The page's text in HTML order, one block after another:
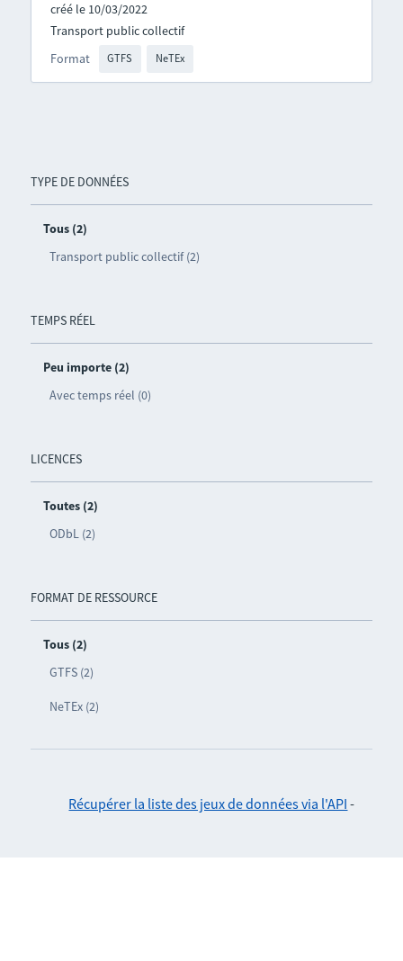
TYPE DE DONNÉES
Tous (2)
Transport public collectif (2)
TEMPS RÉEL
Peu importe (2)
Avec temps réel (0)
LICENCES
Toutes (2)
ODbL (2)
FORMAT DE RESSOURCE
Tous (2)
GTFS (2)
NeTEx (2)
créé le 10/03/2022
Format GTFS NeTEx
Transport public collectif
Récupérer la liste des jeux de données via l'API -